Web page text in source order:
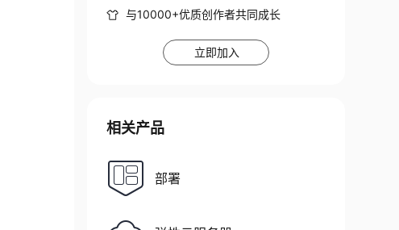
与10000+优质创作者共同成长
立即加入
相关产品
部署